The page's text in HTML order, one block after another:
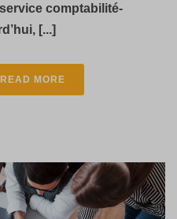
comptabilité-
[...]
READ MORE